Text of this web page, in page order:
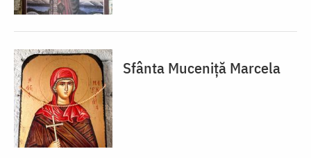
Sfânta Muceniță Marcela